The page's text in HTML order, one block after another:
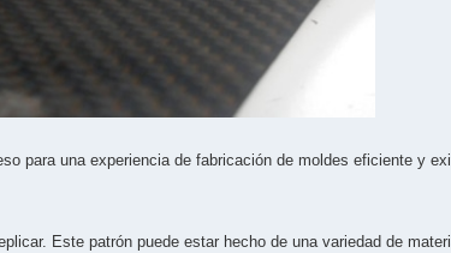
para una experiencia de fabricación de moldes eficiente y
Este patrón puede estar hecho de una variedad de